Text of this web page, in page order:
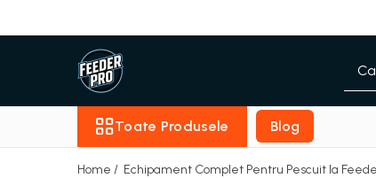
Toate Produsele
Mincioguri si Juvelnice
Toate Produsele Blog
Home / Echipament Complet Pentru Pescuit la